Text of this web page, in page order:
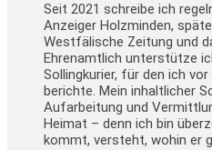
Seit 2021 schreibe ich
Anzeiger Holzminden,
Westfälische Zeitung und
Ehrenamtlich unterstütze
Sollingkurier, für den ich
berichte. Mein inhaltlicher
Aufarbeitung und
Heimat – denn ich bin
kommt, versteht, wohin er